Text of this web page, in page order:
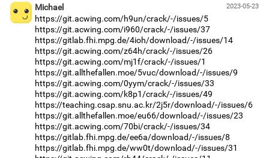
2023-05-23
Michael
https://git.acwing.com/h9un/crack/-/issues/5
https://git.acwing.com/i960/crack/-/issues/37
https://gitlab.fhi.mpg.de/4ioh/download/-/issues/14
https://git.acwing.com/z64h/crack/-/issues/26
https://git.acwing.com/mj1f/crack/-/issues/1
https://git.allthefallen.moe/5vuc/download/-/issues/9
https://git.acwing.com/0yym/crack/-/issues/33
https://git.acwing.com/k8p1/crack/-/issues/49
https://teaching.csap.snu.ac.kr/2j5r/download/-/issues/6
https://git.allthefallen.moe/eu66/download/-/issues/23
https://git.acwing.com/70bi/crack/-/issues/34
https://gitlab.fhi.mpg.de/ee6a/download/-/issues/8
https://gitlab.fhi.mpg.de/ww0t/download/-/issues/31